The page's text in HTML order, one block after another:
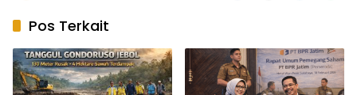
Pos Terkait